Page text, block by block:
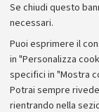
Se chiudi questo
necessari.
Puoi esprimere il
in "Personalizza
specifici in "Mostra
Potrai sempre
rientrando nella